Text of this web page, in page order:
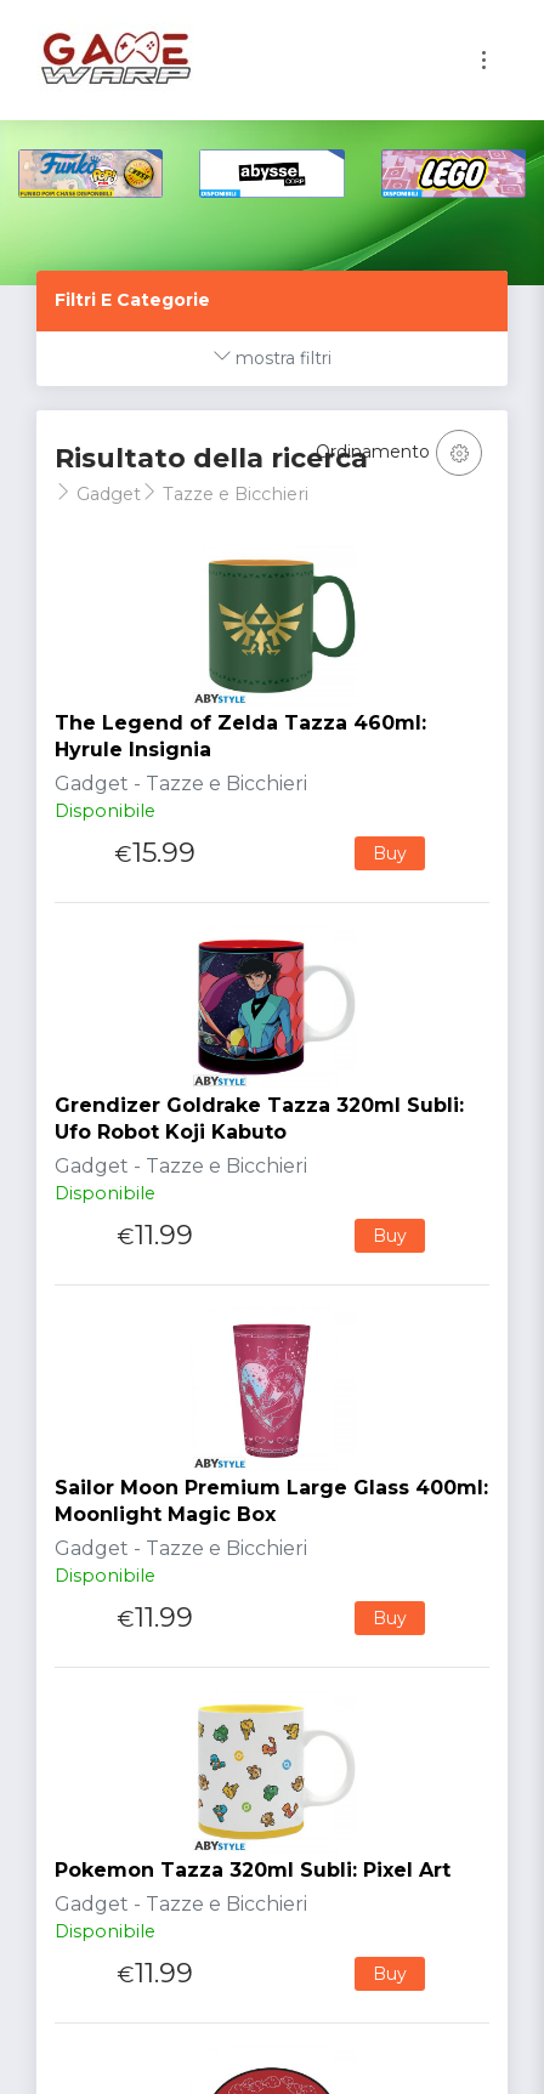
Filtri E Categorie
mostra filtri
Risultato della ricerca
Gadget Tazze e Bicchieri
Ordinamento
The Legend of Zelda Tazza 460ml:
Hyrule Insignia
Gadget - Tazze e Bicchieri
Disponibile
€15.99 Buy
Grendizer Goldrake Tazza 320ml Subli:
Ufo Robot Koji Kabuto
Gadget - Tazze e Bicchieri
Disponibile
€11.99 Buy
Sailor Moon Premium Large Glass 400ml:
Moonlight Magic Box
Gadget - Tazze e Bicchieri
Disponibile
€11.99 Buy
Pokemon Tazza 320ml Subli: Pixel Art
Gadget - Tazze e Bicchieri
Disponibile
€11.99 Buy